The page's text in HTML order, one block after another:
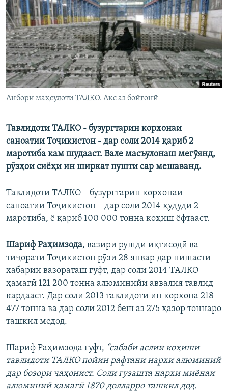
ГУЗОРИШҲОИ РАДИОӢ
Русский
ПАЙГИРӢ КУНЕД
Анбори маҳсулоти ТАЛКО. Акс аз бойгонӣ
Тавлидоти ТАЛКО - бузургтарин корхонаи
саноатии Тоҷикистон - дар соли 2014 қариб 2
маротиба кам шудааст. Вале масъулонаш мегӯянд,
рӯзҳои сиёҳи ин ширкат пушти сар мешаванд.
Тавлидоти ТАЛКО – бузургтарин корхонаи
саноатии Тоҷикистон – дар соли 2014 ҳудуди 2
маротиба, ё қариб 100 000 тонна коҳиш ёфтааст.
Шариф Раҳимзода, вазири рушди иқтисодӣ ва
тиҷорати Тоҷикистон рӯзи 28 январ дар нишасти
хабарии вазораташ гуфт, дар соли 2014 ТАЛКО
ҳамагӣ 121 200 тонна алюминийи аввалия тавлид
кардааст. Дар соли 2013 тавлидоти ин корхона 218
477 тонна ва дар соли 2012 беш аз 275 ҳазор тоннаро
ташкил медод.
Шариф Раҳимзода гуфт, “сабаби аслии коҳиши
тавлидоти ТАЛКО пойин рафтани нархи алюминий
дар бозори ҷаҳонист. Соли гузашта нархи миёнаи
алюминий ҳамагӣ 1870 долларро ташкил дод.